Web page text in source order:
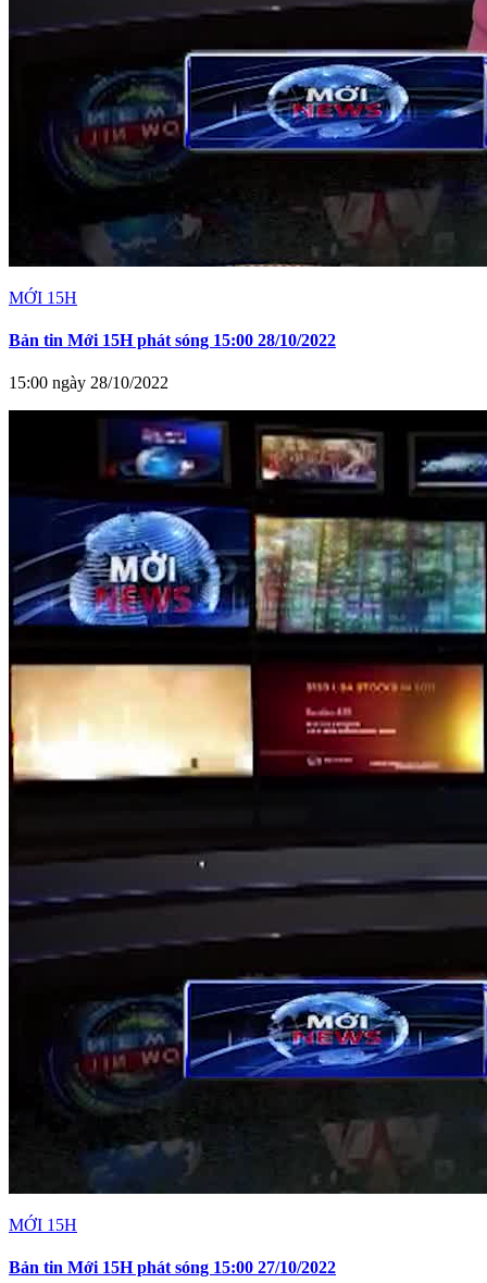
MỚI 15H
Bản tin Mới 15H phát sóng 15:00 28/10/2022
15:00 ngày 28/10/2022
MỚI 15H
Bản tin Mới 15H phát sóng 15:00 27/10/2022